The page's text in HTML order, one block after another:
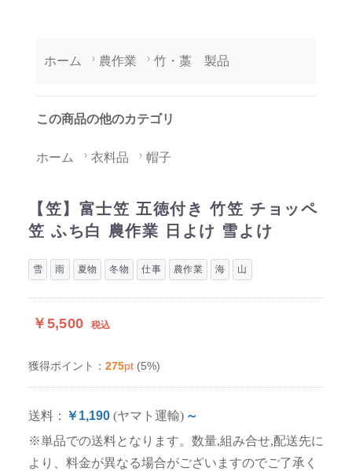
ホーム 農作業 竹・藁 製品
この商品の他のカテゴリ
ホーム 衣料品 帽子
【笠】富士笠 五徳付き 竹笠 チョッペ
笠 ふち白 農作業 日よけ 雪よけ
雪 雨 夏物 冬物 仕事 農作業 海 山
￥5,500 税込
獲得ポイント： 275pt (5%)
送料： ￥1,190 (ヤマト運輸) ～
※単品での送料となります。数量,組み合せ,配送先に
より、料金が異なる場合がございますのでご了承く